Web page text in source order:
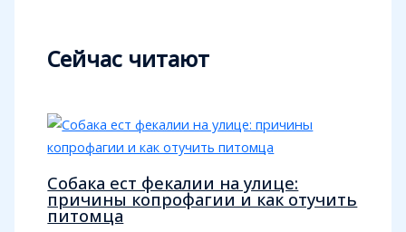
Сейчас читают
Собака ест фекалии на улице:
причины копрофагии и как отучить
питомца